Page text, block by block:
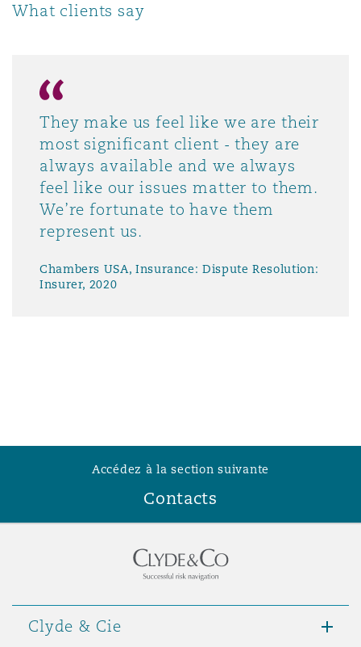
What clients say
They make us feel like we are their
most significant client - they are
always available and we always
feel like our issues matter to them.
We’re fortunate to have them
represent us.
Chambers USA, Insurance: Dispute Resolution:
Insurer, 2020
Accédez à la section suivante
Contacts
Clyde & Cie